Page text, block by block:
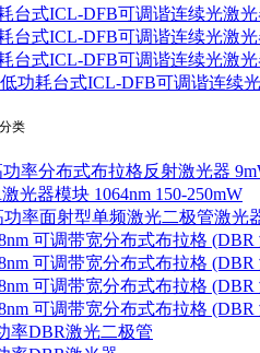
台式ICL-DFB可调谐连续光激
台式ICL-DFB可调谐连续光激
台式ICL-DFB可调谐连续光激
低功耗台式ICL-DFB可调谐连续
类
功率分布式布拉格反射激光器
光器模块 1064nm 150-250mW
率面射型单频激光二极管激光
可调带宽分布式布拉格 (DBR
可调带宽分布式布拉格 (DBR
可调带宽分布式布拉格 (DBR
可调带宽分布式布拉格 (DBR
率DBR激光二极管